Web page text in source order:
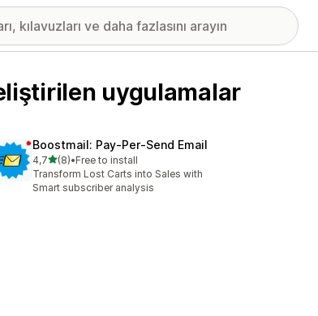
uygulamalar
Boostmail: Pay‑Per‑Send Email
4,75 yıldız üzerinden
(8)
toplam 8 değerlendirme
•Free to install
Transform Lost Carts into Sales with
Smart subscriber analysis